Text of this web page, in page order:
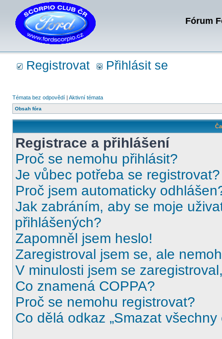
Fórum
Registrovat Přihlásit se
Témata bez odpovědí | Aktivní témata
Obsah fóra
Registrace a přihlášení
Proč se nemohu přihlásit?
Je vůbec potřeba se registrovat?
Proč jsem automaticky
Jak zabráním, aby se moje
přihlášených?
Zapomněl jsem heslo!
Zaregistroval jsem se, ale
V minulosti jsem se
Co znamená COPPA?
Proč se nemohu registrovat?
Co dělá odkaz „Smazat všechny